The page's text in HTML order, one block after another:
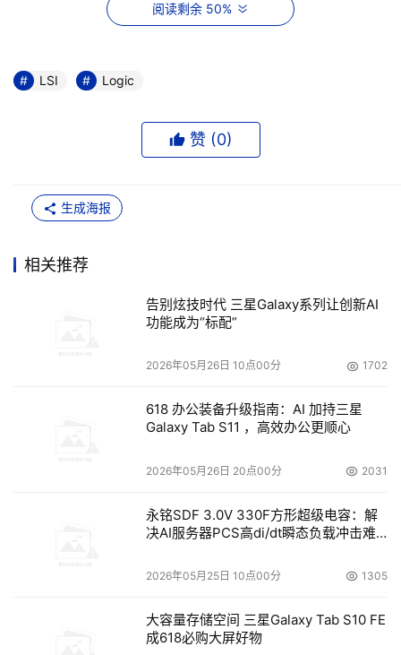
“LSI Logic通过推出第一个端到端的4Gb/s存储系统，
Engenio 存储事业部产品市场总监Steve Gardner说，“由
一年里已得到大量采用；用户的成本、性能和投资都得到保
护，并达到了他们的期望。该LSI 4Gb/s驱动器模块的推出
可以达到最高级别的性能和可用性是不容置疑的。FC4600
驱动器提供了双链路能力和交换功能，以便实现冗余的I/O
路径---企业级存储系统的必备能力。此外，SATA接口卡的
速度匹配（speed-matching）技术可使3Gb/s SATA驱动
在混插4Gb/s FC 和 3Gb/s SATA II驱动器的情况下达到最
服务模块（Environmental Services Module，ESM）将每
个驱动器隔离在一个私有的环路中，允许采集诊断信息的更
运行时间、加快了问题的解决。
该FC4600还符合RoHS (Reduction of Hazardous
阅读剩余 50%
LSI Logic
赞 (0)
生成海报
相关推荐
告别炫技时代 三星Galaxy系列让创新AI
功能成为“标配”
2026年05月26日 10点00分 1702
618 办公装备升级指南：AI 加持三星
Galaxy Tab S11 ，高效办公更顺心
2026年05月26日 20点00分 2031
永铭SDF 3.0V 330F方形超级电容：解
决AI服务器PCS高di/dt瞬态负载冲击难
2026年05月25日 10点00分 1305
大容量存储空间 三星Galaxy Tab S10 FE
成618必购大屏好物